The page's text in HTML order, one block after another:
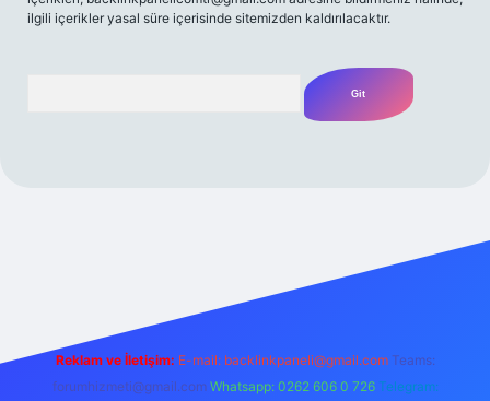
ilgili içerikler yasal süre içerisinde sitemizden kaldırılacaktır.
Reklam ve İletişim: E-mail: backlinkpaneli@gmail.com Teams:
forumhizmeti@gmail.com Whatsapp: 0262 606 0 726 Telegram: